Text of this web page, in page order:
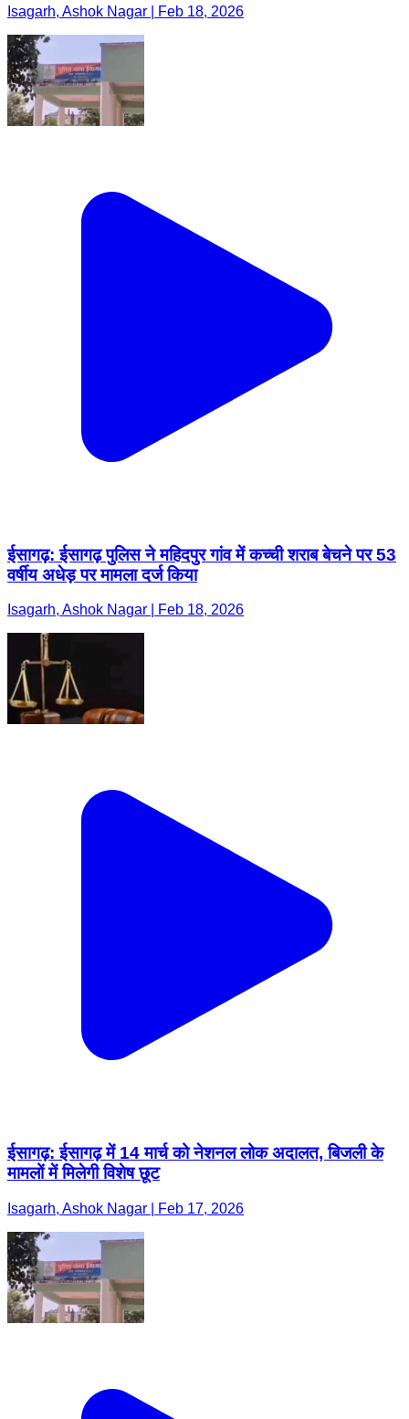
Isagarh, Ashok Nagar | Feb 18, 2026
ईसागढ़: ईसागढ़ पुलिस ने महिदपुर गांव में कच्ची शराब बेचने पर 53
वर्षीय अधेड़ पर मामला दर्ज किया
Isagarh, Ashok Nagar | Feb 18, 2026
ईसागढ़: ईसागढ़ में 14 मार्च को नेशनल लोक अदालत, बिजली के
मामलों में मिलेगी विशेष छूट
Isagarh, Ashok Nagar | Feb 17, 2026